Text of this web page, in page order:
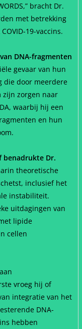
bracht Dr.
met betrekking
19-vaccins.
DNA-fragmenten
gevaar van hun
die door meerdere
zijn zorgen naar
waarbij hij een
en hun
benadrukte Dr.
theoretische
inclusief het
instabiliteit.
uitdagingen van
lipide
cellen
aan
vroeg hij of
integratie van het
DNA-
hebben